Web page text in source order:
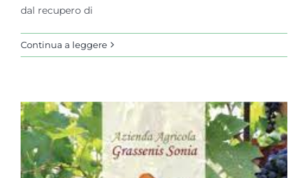
dal recupero di
Continua a leggere